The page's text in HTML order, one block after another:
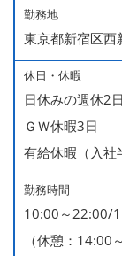
勤務地
東京都新宿区
休日・休暇
日休みの週休2
ＧＷ休暇3日
有給休暇（入
勤務時間
10:00～22:00/
（休憩：14:00